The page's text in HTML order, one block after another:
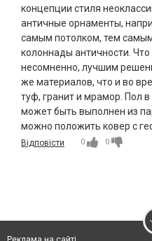
концепции стиля
античные орнаменты,
самым потолком, тем
колоннады античности. Что
несомненно, лучшим
же материалов, что и во
туф, гранит и мрамор. Пол
может быть выполнен из
можно положить ковер с
Відповісти 0 0